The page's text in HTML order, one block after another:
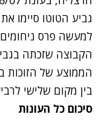
גביע הטוטו סיימו
למעשה פרס
הקבוצה שזכתה
בין מקום שלישי
סיכום כל העונות